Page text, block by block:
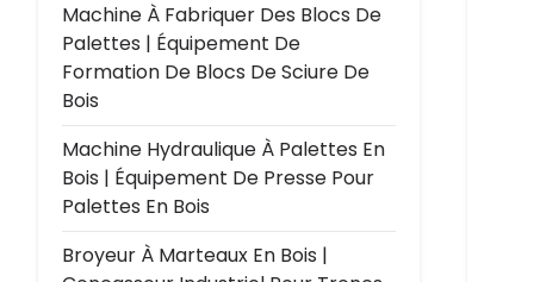
Machine À Fabriquer Des Blocs De
Palettes | Équipement De
Formation De Blocs De Sciure De
Bois
Machine Hydraulique À Palettes En
Bois | Équipement De Presse Pour
Palettes En Bois
Broyeur À Marteaux En Bois |